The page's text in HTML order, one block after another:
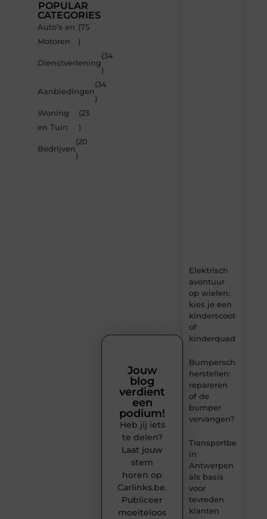
POPULAR
CATEGORIES
Auto’s en
Motoren
(75
)
Dienstverlening
(34
)
Aanbiedingen
(34
)
Woning
en Tuin
(23
)
Bedrijven
(20
)
Elektrisch
avontuur
op wielen:
kies je een
kinderscooter
of
kinderquad?
Bumperschade
herstellen:
repareren
of de
bumper
vervangen?
Transportbedrijf
in
Antwerpen
als basis
voor
tevreden
klanten
Jouw
blog
verdient
een
podium!
Heb jij iets
te delen?
Laat jouw
stem
horen op
Carlinks.be.
Publiceer
moeiteloos